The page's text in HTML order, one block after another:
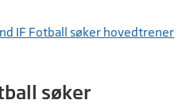
IF Fotball søker hovedtrener
søker